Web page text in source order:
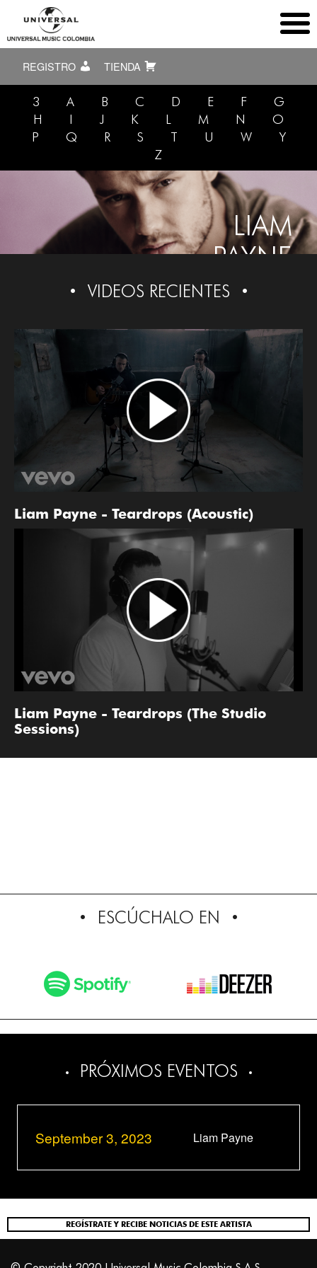
REGISTRO TIENDA
3 A B C D E F
G
H
I J K L M N
O
P
Q R S T U W
Y
Z
LIAM
PAYNE
VIDEOS RECIENTES
Liam Payne - Teardrops (Acoustic)
Liam Payne - Teardrops (The Studio
Sessions)
ESCÚCHALO EN
PRÓXIMOS EVENTOS
September 3, 2023 Liam Payne
REGÍSTRATE Y RECIBE NOTICIAS DE ESTE ARTISTA